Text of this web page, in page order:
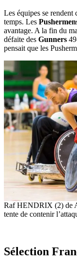
Les équipes se
temps. Les
avantage. A la fin du
défaite des Gunners
pensait que les
Raf HENDRIX (2) de
tente de contenir
Sélection